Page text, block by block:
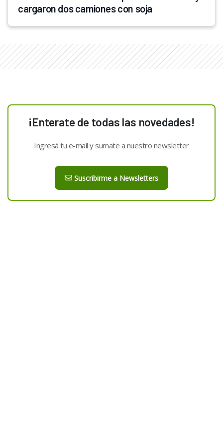
cargaron dos camiones con soja
¡Enterate de todas las novedades!
Ingresá tu e-mail y sumate a nuestro newsletter
Suscribirme a Newsletters